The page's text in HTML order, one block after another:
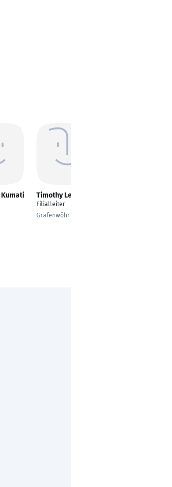
Timothy Leiato
Filialleiter
Grafenwöhr